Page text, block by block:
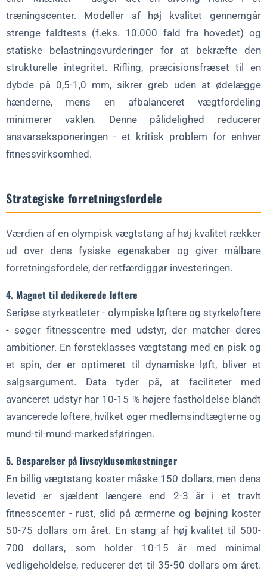
træningscenter. Modeller af høj kvalitet gennemgår
strenge faldtests (f.eks. 10.000 fald fra hovedet) og
statiske belastningsvurderinger for at bekræfte den
strukturelle integritet. Rifling, præcisionsfræset til en
dybde på 0,5-1,0 mm, sikrer greb uden at ødelægge
hænderne, mens en afbalanceret vægtfordeling
minimerer vaklen. Denne pålidelighed reducerer
ansvarseksponeringen - et kritisk problem for enhver
fitnessvirksomhed.
Strategiske forretningsfordele
Værdien af en olympisk vægtstang af høj kvalitet rækker
ud over dens fysiske egenskaber og giver målbare
forretningsfordele, der retfærdiggør investeringen.
4. Magnet til dedikerede løftere
Seriøse styrkeatleter - olympiske løftere og styrkeløftere
- søger fitnesscentre med udstyr, der matcher deres
ambitioner. En førsteklasses vægtstang med en pisk og
et spin, der er optimeret til dynamiske løft, bliver et
salgsargument. Data tyder på, at faciliteter med
avanceret udstyr har 10-15 % højere fastholdelse blandt
avancerede løftere, hvilket øger medlemsindtægterne og
mund-til-mund-markedsføringen.
5. Besparelser på livscyklusomkostninger
En billig vægtstang koster måske 150 dollars, men dens
levetid er sjældent længere end 2-3 år i et travlt
fitnesscenter - rust, slid på ærmerne og bøjning koster
50-75 dollars om året. En stang af høj kvalitet til 500-
700 dollars, som holder 10-15 år med minimal
vedligeholdelse, reducerer det til 35-50 dollars om året.